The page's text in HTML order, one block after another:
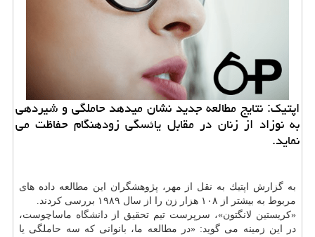
اپتیك: نتایج مطالعه جدید نشان میدهد حاملگی و شیردهی
به نوزاد از زنان در مقابل یائسگی زودهنگام حفاظت می
نماید.
به گزارش اپتیك به نقل از مهر، پژوهشگران این مطالعه داده های
مربوط به بیشتر از ۱۰۸ هزار زن را از سال ۱۹۸۹ بررسی كردند.
«كریستین لانگتون»، سرپرست تیم تحقیق از دانشگاه ماساچوست،
در این زمینه می گوید: «در مطالعه ما، بانوانی كه سه حاملگی یا